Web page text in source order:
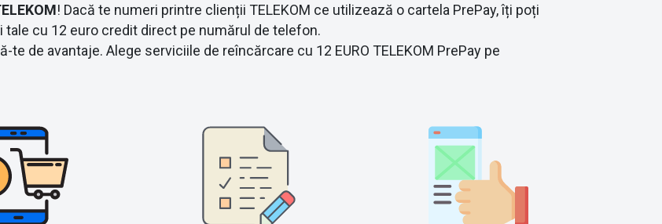
! Dacă te numeri printre clienții TELEKOM ce utilizează o cartela PrePay, îți poți
cu 12 euro credit direct pe numărul de telefon.
de avantaje. Alege serviciile de reîncărcare cu 12 EURO TELEKOM PrePay pe